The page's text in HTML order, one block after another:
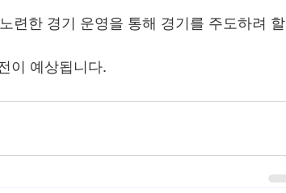
련한 경기 운영을 통해 경기를 주도하려 할
이 예상됩니다.